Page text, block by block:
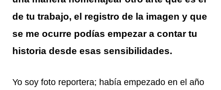
de tu trabajo, el registro de la imagen y que
se me ocurre podías empezar a contar tu
historia desde esas sensibilidades.
Yo soy foto reportera; había empezado en el año